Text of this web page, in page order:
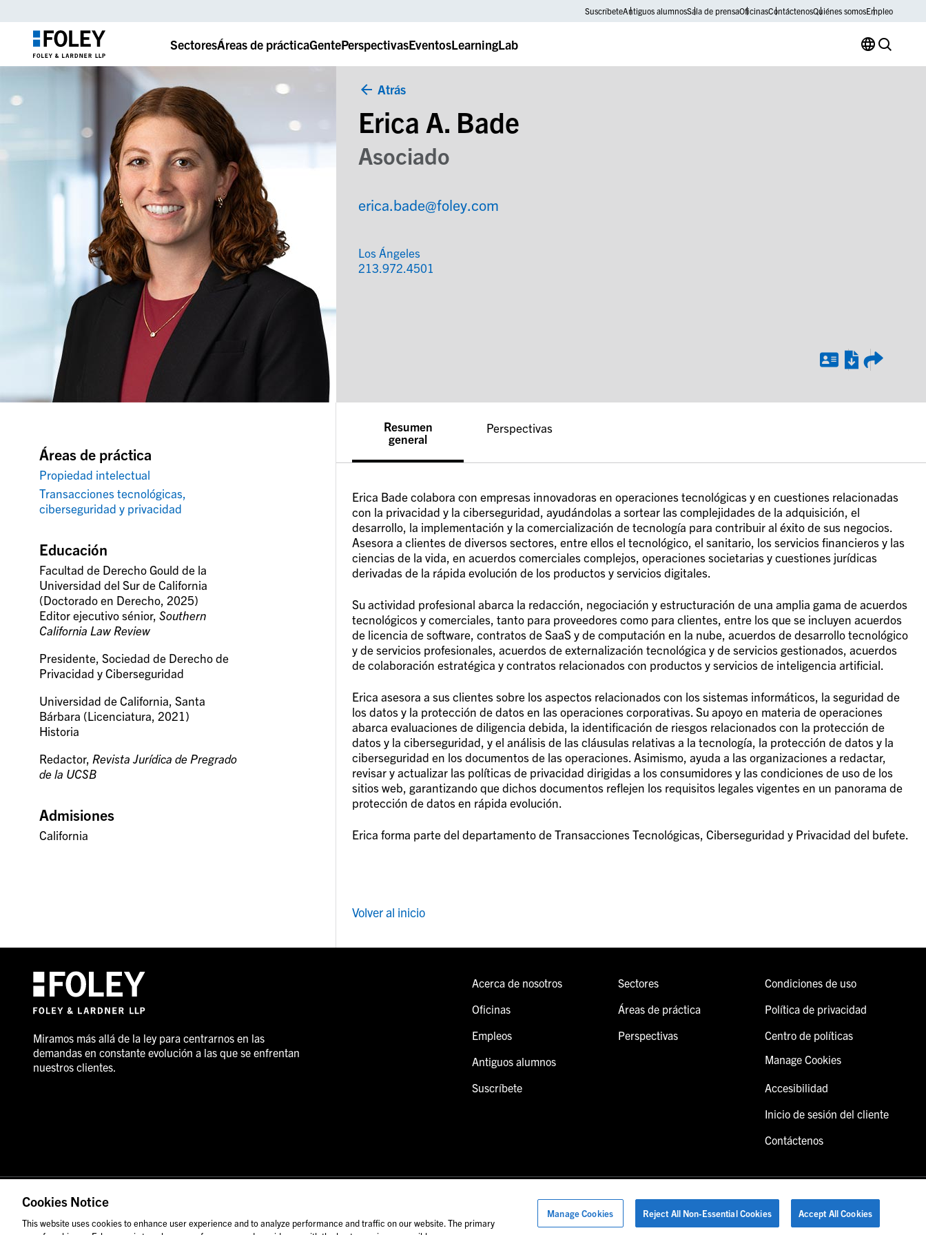
SuscríbeteAntiguos alumnosSala de prensaOficinasContáctenosQuiénes somosEmpleo
SectoresÁreas de prácticaGentePerspectivasEventosLearningLab
Atrás
Erica A. Bade
Asociado
erica.bade@foley.com
Los Ángeles
213.972.4501
Áreas de práctica
Propiedad intelectual
Transacciones tecnológicas,
ciberseguridad y privacidad
Educación
Facultad de Derecho Gould de la
Universidad del Sur de California
(Doctorado en Derecho, 2025)
Editor ejecutivo sénior,Southern
California Law Review
Presidente, Sociedad de Derecho de
Privacidad y Ciberseguridad
Universidad de California, Santa
Bárbara (Licenciatura, 2021)
Historia
Redactor, Revista Jurídica de Pregrado
de la UCSB
Admisiones
California
Resumen
general
Erica Bade colabora con empresas innovadoras en operaciones tecnológicas y en cuestiones relacionadas
con la privacidad y la ciberseguridad, ayudándolas a sortear las complejidades de la adquisición, el
desarrollo, la implementación y la comercialización de tecnología para contribuir al éxito de sus negocios.
Asesora a clientes de diversos sectores, entre ellos el tecnológico, el sanitario, los servicios financieros y las
ciencias de la vida, en acuerdos comerciales complejos, operaciones societarias y cuestiones jurídicas
derivadas de la rápida evolución de los productos y servicios digitales.
Su actividad profesional abarca la redacción, negociación y estructuración de una amplia gama de acuerdos
tecnológicos y comerciales, tanto para proveedores como para clientes, entre los que se incluyen acuerdos
de licencia de software, contratos de SaaS y de computación en la nube, acuerdos de desarrollo tecnológico
y de servicios profesionales, acuerdos de externalización tecnológica y de servicios gestionados, acuerdos
de colaboración estratégica y contratos relacionados con productos y servicios de inteligencia artificial.
Erica asesora a sus clientes sobre los aspectos relacionados con los sistemas informáticos, la seguridad de
los datos y la protección de datos en las operaciones corporativas. Su apoyo en materia de operaciones
abarca evaluaciones de diligencia debida, la identificación de riesgos relacionados con la protección de
datos y la ciberseguridad, y el análisis de las cláusulas relativas a la tecnología, la protección de datos y la
ciberseguridad en los documentos de las operaciones. Asimismo, ayuda a las organizaciones a redactar,
revisar y actualizar las políticas de privacidad dirigidas a los consumidores y las condiciones de uso de los
sitios web, garantizando que dichos documentos reflejen los requisitos legales vigentes en un panorama de
protección de datos en rápida evolución.
Erica forma parte del departamento de Transacciones Tecnológicas, Ciberseguridad y Privacidad del bufete.
Perspectivas
Volver al inicio
Miramos más allá de la ley para centrarnos en las
demandas en constante evolución a las que se enfrentan
nuestros clientes.
Acerca de nosotros
Oficinas
Empleos
Antiguos alumnos
Suscríbete
Sectores
Áreas de práctica
Perspectivas
Condiciones de uso
Política de privacidad
Centro de políticas
Manage Cookies
Accesibilidad
Inicio de sesión del cliente
Contáctenos
© 2026 Foley & Lardner LLP
Las imágenes de personas pueden no corresponder al personal de Foley.
Cookies Notice
This website uses cookies to enhance user experience and to analyze performance and traffic on our website. The primary
Manage Cookies Reject All Non-Essential Cookies Accept All Cookies